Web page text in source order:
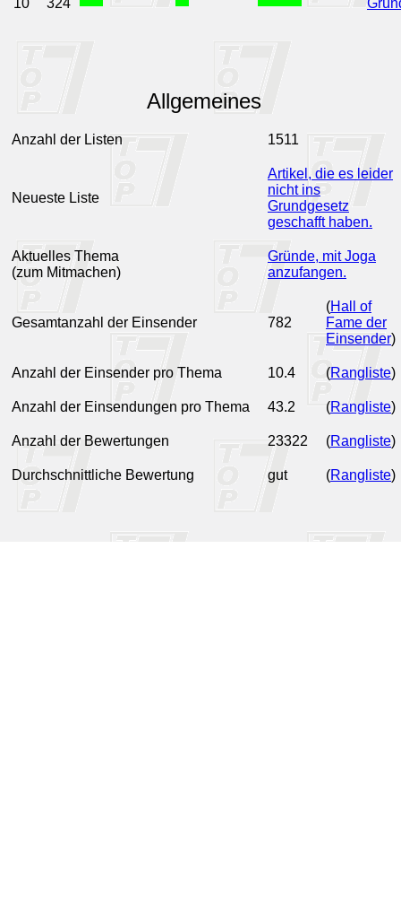
10
324
Allgemeines
Anzahl der Listen 1511
Neueste Liste
Artikel, die es leider
nicht ins
Grundgesetz
geschafft haben.
Aktuelles Thema
(zum Mitmachen)
Gründe, mit Joga
anzufangen.
Gesamtanzahl der Einsender 782
(Hall of
Fame der
Einsender)
Anzahl der Einsender pro Thema 10.4 (Rangliste)
Anzahl der Einsendungen pro Thema 43.2 (Rangliste)
Anzahl der Bewertungen 23322 (Rangliste)
Durchschnittliche Bewertung gut (Rangliste)